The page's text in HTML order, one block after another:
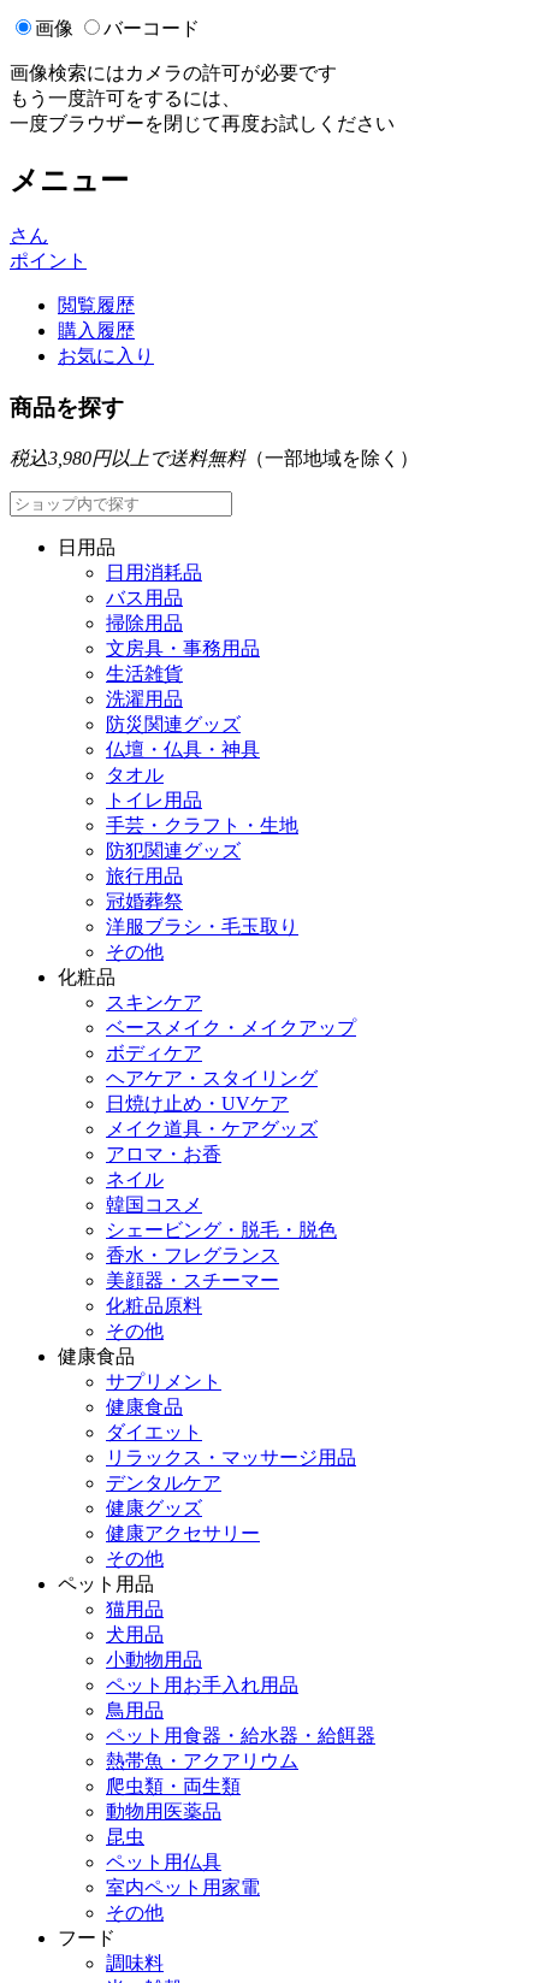
画像 バーコード
画像検索にはカメラの許可が必要です
もう一度許可をするには、
一度ブラウザーを閉じて再度お試しください
メニュー
さん
ポイント
閲覧履歴
購入履歴
お気に入り
商品を探す
税込3,980円以上で送料無料（一部地域を除く）
日用品
日用消耗品
バス用品
掃除用品
文房具・事務用品
生活雑貨
洗濯用品
防災関連グッズ
仏壇・仏具・神具
タオル
トイレ用品
手芸・クラフト・生地
防犯関連グッズ
旅行用品
冠婚葬祭
洋服ブラシ・毛玉取り
その他
化粧品
スキンケア
ベースメイク・メイクアップ
ボディケア
ヘアケア・スタイリング
日焼け止め・UVケア
メイク道具・ケアグッズ
アロマ・お香
ネイル
韓国コスメ
シェービング・脱毛・脱色
香水・フレグランス
美顔器・スチーマー
化粧品原料
その他
健康食品
サプリメント
健康食品
ダイエット
リラックス・マッサージ用品
デンタルケア
健康グッズ
健康アクセサリー
その他
ペット用品
猫用品
犬用品
小動物用品
ペット用お手入れ用品
鳥用品
ペット用食器・給水器・給餌器
熱帯魚・アクアリウム
爬虫類・両生類
動物用医薬品
昆虫
ペット用仏具
室内ペット用家電
その他
フード
調味料